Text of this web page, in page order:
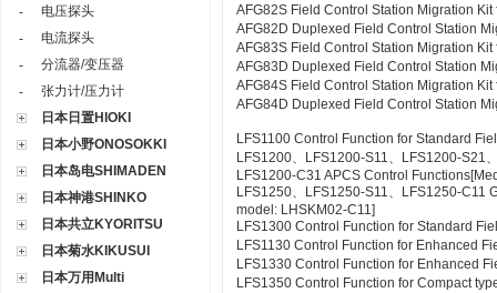
-
电压探头
-
电流探头
-
分流器/变压器
-
张力计/压力计
日本日置HIOKI
日本小野ONOSOKKI
日本岛电SHIMADEN
日本神港SHINKO
日本共立KYORITSU
日本菊水KIKUSUI
日本万用Multi
AFG82S Field Control Station Migration Kit
AFG82D Duplexed Field Control Station
AFG83S Field Control Station Migration Kit
AFG83D Duplexed Field Control Station
AFG84S Field Control Station Migration Kit
AFG84D Duplexed Field Control Station
LFS1100 Control Function for Standard
LFS1200、LFS1200-S11、LFS1200-S21
LFS1200-C31 APCS Control
LFS1250、LFS1250-S11、LFS1250-C11
model: LHSKM02-C11]
LFS1300 Control Function for Standard
LFS1130 Control Function for Enhanced
LFS1330 Control Function for Enhanced
LFS1350 Control Function for Compact